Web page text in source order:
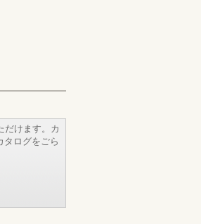
だけます。カ
タログをごら